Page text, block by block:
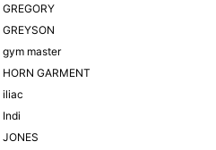
GREGORY
GREYSON
gym master
HORN GARMENT
iliac
Indi
JONES